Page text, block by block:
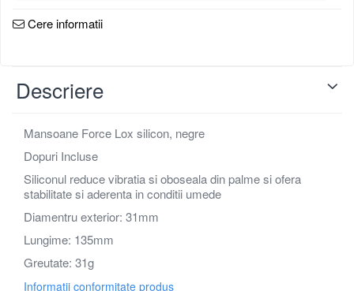
Aparatori noroi bicicleta
Computer bicicleta
Anvelopa bicicleta
Camera bicicleta
Pinioane
Lant bicicleta
Urechi cadru bicicleta
Mansoane si ghidolina
Ghidoane bicicleta
Pipe ghidon
Cere informatii
Descriere
Mansoane Force Lox silicon, negre
Dopuri Incluse
Siliconul reduce vibratia si oboseala din palme si ofera
stabilitate si aderenta in conditii umede
Diamentru exterior: 31mm
Lungime: 135mm
Greutate: 31g
Informatii conformitate produs